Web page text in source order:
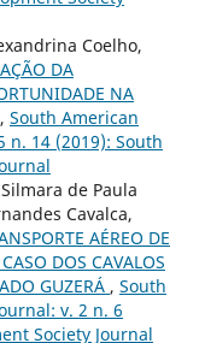
Coelho,
DA
NA
, South American
n. 14 (2019): South
de Paula
Cavalca,
AÉREO DE
DOS CAVALOS
GUZERÁ , South
v. 2 n. 6
Society Journal